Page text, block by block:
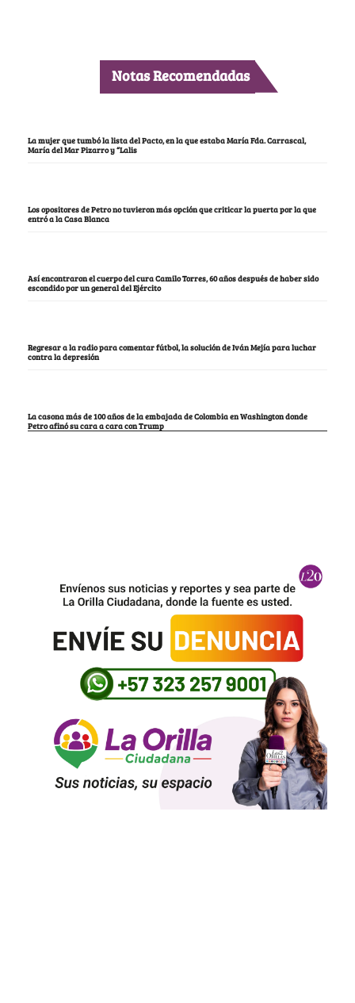
Notas Recomendadas
La mujer que tumbó la lista del Pacto, en la que estaba María Fda. Carrascal,
María del Mar Pizarro y “Lalis
Los opositores de Petro no tuvieron más opción que criticar la puerta por la que
entró a la Casa Blanca
Así encontraron el cuerpo del cura Camilo Torres, 60 años después de haber sido
escondido por un general del Ejército
Regresar a la radio para comentar fútbol, la solución de Iván Mejía para luchar
contra la depresión
La casona más de 100 años de la embajada de Colombia en Washington donde
Petro afinó su cara a cara con Trump